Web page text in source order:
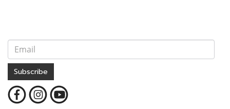
Subscribe